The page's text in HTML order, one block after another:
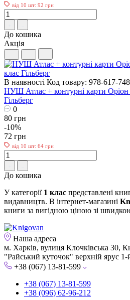
від 10 шт: 92 грн
До кошика
Акція
В наявності Код товару: 978-617-
НУШ Атлас + контурні карти Оріон
Гільберг
0
80 грн
-10%
72 грн
від 10 шт: 64 грн
До кошика
У категорії 1 клас представлені
видавництв. В інтернет-магазині
книги за вигідною ціною зі
Наша адреса
м. Харків, вулиця Клочківська 30,
"Райський куточок" верхній ярус 1-
+38 (067) 13-81-599
+38 (067) 13-81-599
+38 (096) 62-96-212